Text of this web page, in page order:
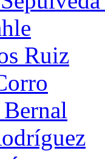
Ruiz